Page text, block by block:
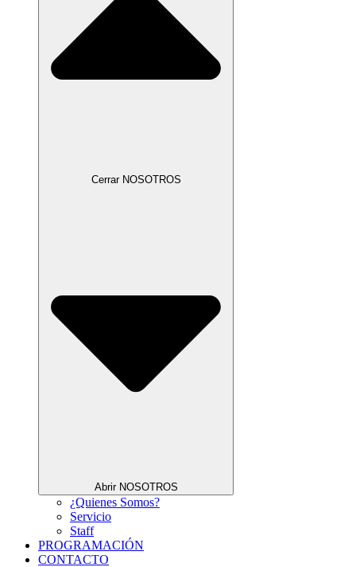
Cerrar NOSOTROS
Abrir NOSOTROS
¿Quienes Somos?
Servicio
Staff
PROGRAMACIÓN
CONTACTO